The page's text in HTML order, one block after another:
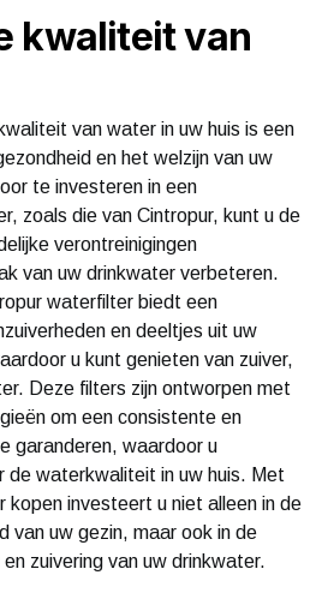
kwaliteit van
van water in uw huis is een
en het welzijn van uw
te investeren in een
zoals die van Cintropur, kunt u de
verontreinigingen
van uw drinkwater verbeteren.
waterfilter biedt een
en deeltjes uit uw
u kunt genieten van zuiver,
Deze filters zijn ontworpen met
om een consistente en
garanderen, waardoor u
de waterkwaliteit in uw huis. Met
kopen investeert u niet alleen in de
van uw gezin, maar ook in de
zuivering van uw drinkwater.